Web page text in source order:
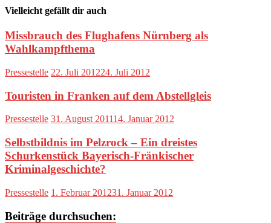
Vielleicht gefällt dir auch
Missbrauch des Flughafens Nürnberg als
Wahlkampfthema
Pressestelle 22. Juli 201224. Juli 2012
Touristen in Franken auf dem Abstellgleis
Pressestelle 31. August 201114. Januar 2012
Selbstbildnis im Pelzrock – Ein dreistes
Schurkenstück Bayerisch-Fränkischer
Kriminalgeschichte?
Pressestelle 1. Februar 201231. Januar 2012
Beiträge durchsuchen: